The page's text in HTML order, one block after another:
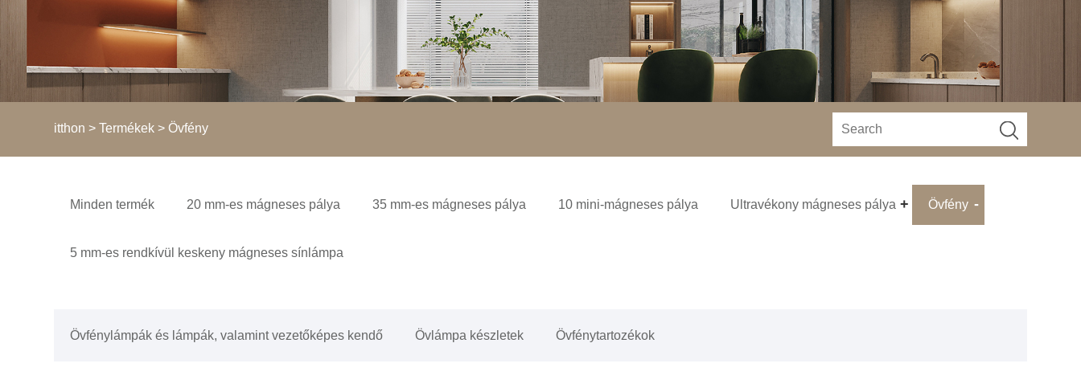
itthon > Termékek > Övfény
Minden termék 20 mm-es mágneses pálya 35 mm-es mágneses pálya 10 mini-mágneses pálya Ultravékony mágneses pálya Övfény
5 mm-es rendkívül keskeny mágneses sínlámpa
Övfénylámpák és lámpák, valamint vezetőképes kendő Övlámpa készletek Övfénytartozékok